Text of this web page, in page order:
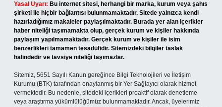
Yasal Uyarı: Bu internet sitesi, herhangi bir marka, kurum veya şahıs
şirketi ile hiçbir bağlantısı bulunmamaktadır. Sitede yalnızca kendi
hazırladığımız makaleler paylaşılmaktadır. Burada yer alan içerikler
haber niteliği taşımamakta olup, gerçek kurum ve kişiler hakkında
paylaşım yapılmamaktadır. Gerçek kurum ve kişiler ile isim
benzerlikleri tamamen tesadüfidir. Sitemizdeki bilgiler taslak
halindedir ve tavsiye niteliği taşımazlar.
Sitemiz, 5651 Sayılı Kanun gereğince Bilgi Teknolojileri ve İletişim
Kurumu (BTK) tarafından onaylanmış bir Yer Sağlayıcı olarak hizmet
vermektedir. Bu nedenle, sitedeki içerikleri proaktif olarak denetleme
veya araştırma yükümlülüğümüz bulunmamaktadır. Ancak, üyelerimiz